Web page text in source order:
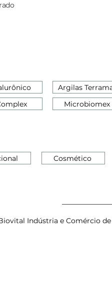
Argilas
Microbiomex
Cosmético
Indústria e Comércio de